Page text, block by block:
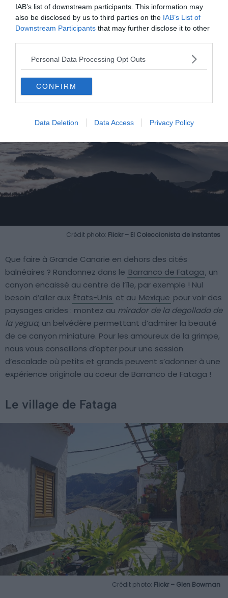
IAB’s list of downstream participants. This information may
also be disclosed by us to third parties on the IAB’s List of
Downstream Participants that may further disclose it to other
Personal Data Processing Opt Outs
CONFIRM
Data Deletion Data Access Privacy Policy
Barranco de Fataga
Crédit photo: Flickr – El Coleccionista de Instantes
Que faire à Grande Canarie en dehors des cités
balnéaires ? Randonnez dans le Barranco de Fataga, un
canyon encaissé au centre de l’île, par exemple ! Nul
besoin d’aller aux États-Unis et au Mexique pour voir des
paysages arides : montez au mirador de la degollada de
la yegua, un belvédère permettant d’admirer la beauté
de ce canyon miniature. Pour les amoureux de la grimpe,
nous vous conseillons d’opter pour une session
d’escalade où petits et grands peuvent s’adonner à une
expérience originale au coeur de Barranco de Fataga !
Le village de Fataga
Crédit photo: Flickr – Glen Bowman